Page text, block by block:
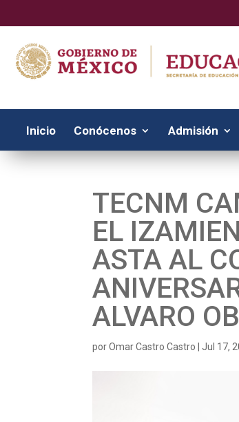
Inicio Conócenos Admisión
TECNM
EL
ASTA AL
ALVARO
porOmar Castro Castro |Jul 17,